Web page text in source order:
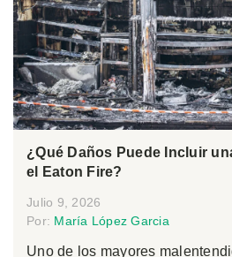
¿Qué Daños Puede Incluir
el Eaton Fire?
Julio 9, 2026
Por: María López Garcia
Uno de los mayores